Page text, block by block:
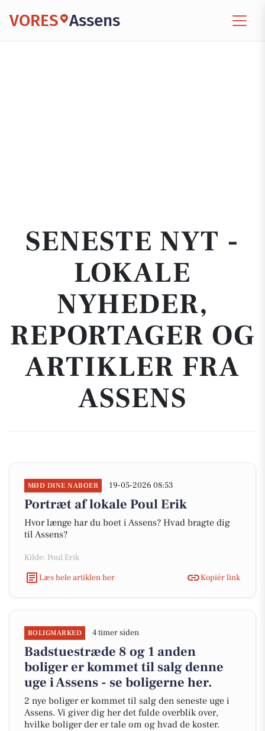
VORES Assens
SENESTE NYT -
LOKALE
NYHEDER,
REPORTAGER OG
ARTIKLER FRA
ASSENS
MØD DINE NABOER 19-05-2026 08:53
Portræt af lokale Poul Erik
Hvor længe har du boet i Assens? Hvad bragte dig
til Assens?
Kilde: Poul Erik
Læs hele artiklen her
Kopiér link
BOLIGMARKED 4 timer siden
Badstuestræde 8 og 1 anden
boliger er kommet til salg denne
uge i Assens - se boligerne her.
2 nye boliger er kommet til salg den seneste uge i
Assens. Vi giver dig her det fulde overblik over,
hvilke boliger der er tale om og hvad de koster.